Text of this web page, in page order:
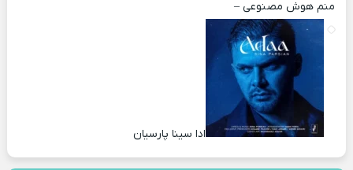
منم هوش مصنوعی –
ادا سینا پارسیان